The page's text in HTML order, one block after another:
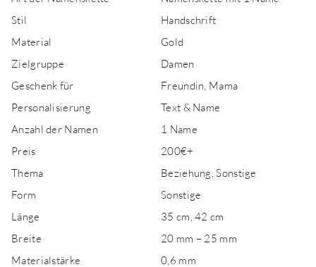
Stil
Handschrift
Material
Gold
Zielgruppe
Damen
Geschenk für
Freundin, Mama
Personalisierung
Text & Name
Anzahl der Namen
1 Name
Preis
200€+
Thema
Beziehung, Sonstige
Form
Sonstige
Länge
35 cm, 42 cm
Breite
20 mm – 25 mm
Materialstärke
0,6 mm